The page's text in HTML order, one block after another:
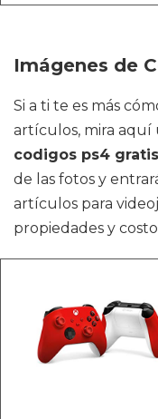
Imágenes de
Si a ti te es más
artículos, mira
codigos ps4 gratis
de las fotos y
artículos para
propiedades y